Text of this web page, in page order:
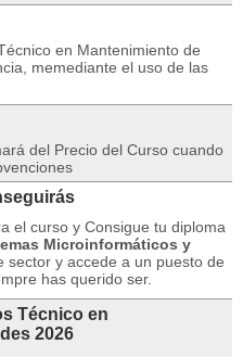
en Mantenimiento de
memediante el uso de las
del Precio del Curso cuando
el curso y Consigue tu diploma
Microinformáticos y
sector y accede a un puesto de
has querido ser.
Técnico en
2026